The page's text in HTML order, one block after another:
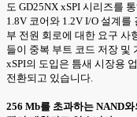
도 GD25NX xSPI 시리즈를
1.8V 코어와 1.2V I/O 설계를
부 전원 회로에 대한 요구 사
들이 중복 부트 코드 저장 및
xSPI의 도입은 틈새 시장용
전환되고 있습니다.
256 Mb를 초과하는 NAND